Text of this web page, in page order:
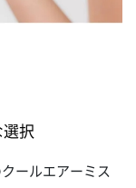
択
ールエアーミス